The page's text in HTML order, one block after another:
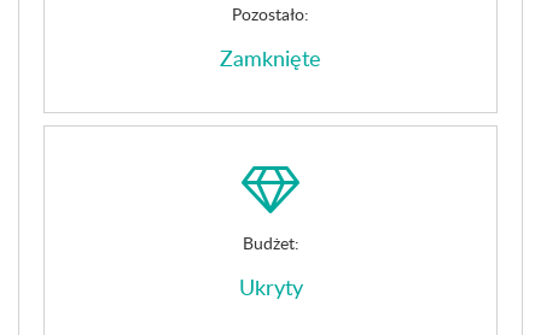
Pozostało:
Zamknięte
Budżet:
Ukryty